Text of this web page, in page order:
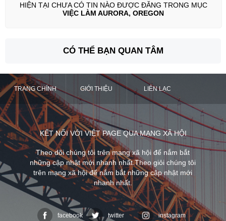
HIỆN TẠI CHƯA CÓ TIN NÀO ĐƯỢC ĐĂNG TRONG MỤC
VIỆC LÀM AURORA, OREGON
CÓ THỂ BẠN QUAN TÂM
TRANG CHÍNH GIỚI THIỆU LIÊN LẠC
KẾT NỐI VỚI VIỆT PAGE QUA MẠNG XÃ HỘI
Theo dõi chúng tôi trên mạng xã hội để nắm bắt
những cập nhật mới nhanh nhất.Theo giỏi chúng tôi
trên mạng xã hội để nắm bắt những cập nhật mới
nhanh nhất.
facebook twitter instagram